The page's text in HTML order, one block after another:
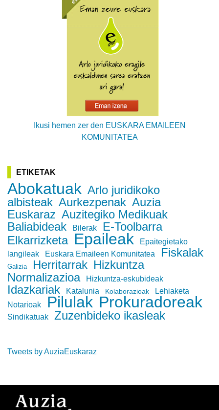
Ikusi hemen zer den EUSKARA EMAILEEN
KOMUNITATEA
ETIKETAK
Abokatuak Arlo juridikoko
albisteak Aurkezpenak Auzia
Euskaraz Auzitegiko Medikuak
Baliabideak
Bilerak
E-Toolbarra
Elkarrizketa Epaileak
Epaitegietako
langileak
Euskara Emaileen Komunitatea Fiskalak
Galizia Herritarrak Hizkuntza
Normalizazioa
Hizkuntza-eskubideak
Idazkariak Katalunia Kolaborazioak
Lehiaketa
Notarioak
Pilulak Prokuradoreak
Sindikatuak Zuzenbideko ikasleak
Tweets by AuziaEuskaraz